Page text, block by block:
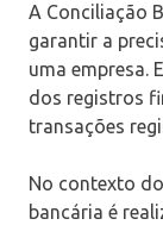
A Conciliação
garantir a
uma empresa.
dos registros
transações
No contexto
bancária é